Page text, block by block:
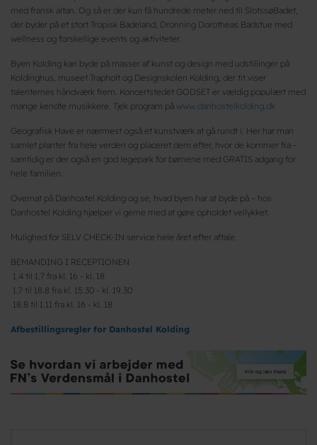
med fransk altan. Og så er der kun få hundrede meter ned til SlotssøBadet,
der byder på et stort Tropisk Badeland, Dronning Dorotheas Badstue med
wellness og forskellige events og aktiviteter.
Byen Kolding kan byde på masser af kunst og design med udstillinger på
Koldinghus, museet Trapholt og Designskolen Kolding, der tit viser
talenternes håndværk frem. Koncertstedet GODSET er vældig populært med
mange kendte musikkere. Tjek program på www.danhostelkolding.dk
Geografisk Have er nærmest også et kunstværk at gå rundt i. Her har man
samlet planter fra hele verden og placeret dem efter, hvor de kommer fra -
samtidig er der også en god legepark for børnene med GRATIS adgang for
hele familien.
Overnat på Danhostel Kolding og se, hvad byen har at byde på – hos
Danhostel Kolding hjælper vi gerne med at gøre opholdet vellykket.
Mulighed for SELV CHECK-IN service hele året efter aftale.
BEMANDING I RECEPTIONEN
1.4 til 1.7 fra kl. 16 - kl. 18
1.7 til 18.8 fra kl. 15.30 - kl. 19.30
18.8 til 1.11 fra kl. 16 - kl. 18
Afbestillingsregler for Danhostel Kolding